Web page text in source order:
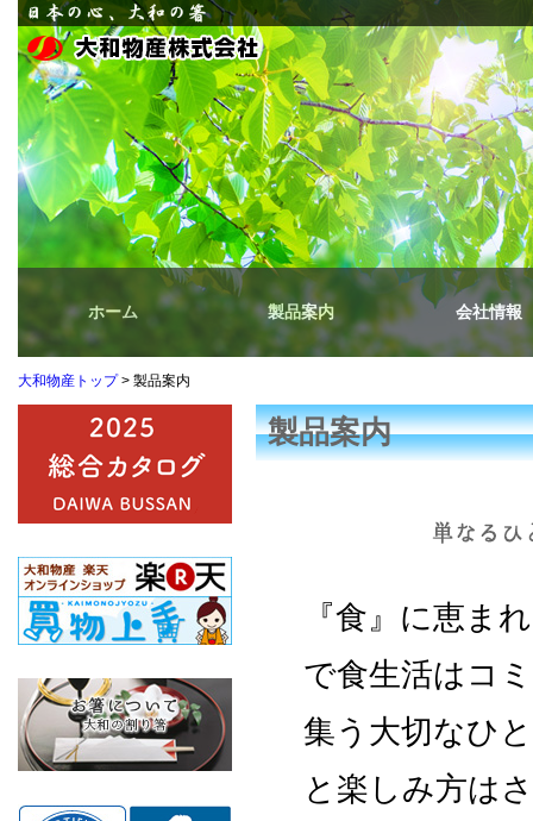
ホーム 製品案内 会社情報
大和物産トップ> 製品案内
製品案内
『食』に恵ま
で食生活はコ
集う大切なひ
と楽しみ方は